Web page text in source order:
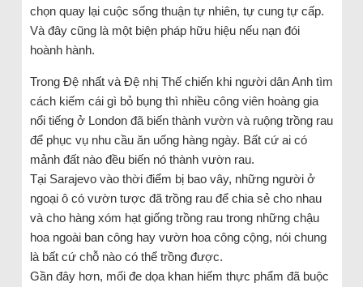
chọn quay lại cuộc sống thuận tự nhiên, tự cung tự cấp.
Và đây cũng là một biện pháp hữu hiệu nếu nạn đói
hoành hành.
Trong Đệ nhất và Đệ nhị Thế chiến khi người dân Anh tìm
cách kiếm cái gì bỏ bụng thì nhiều công viên hoàng gia
nổi tiếng ở London đã biến thành vườn và ruộng trồng rau
để phục vụ nhu cầu ăn uống hàng ngày. Bất cứ ai có
mảnh đất nào đều biến nó thành vườn rau.
Tại Sarajevo vào thời điểm bị bao vây, những người ở
ngoại ô có vườn tược đã trồng rau để chia sẻ cho nhau
và cho hàng xóm hạt giống trồng rau trong những chậu
hoa ngoài ban công hay vườn hoa công cộng, nói chung
là bất cứ chỗ nào có thể trồng được.
Gần đây hơn, mối đe dọa khan hiếm thực phẩm đã buộc